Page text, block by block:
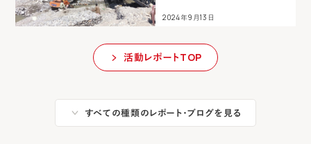
2024年9月13日
活動レポートTOP
すべての種類のレポート・ブログを見る